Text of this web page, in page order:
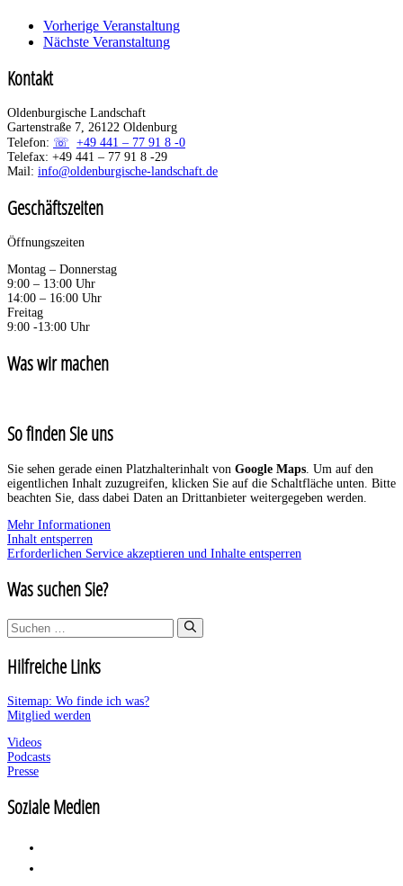
Vorherige Veranstaltung
Nächste Veranstaltung
Kontakt
Oldenburgische Landschaft
Gartenstraße 7, 26122 Oldenburg
Telefon:
+49 441 – 77 91 8 -0
Telefax: +49 441 – 77 91 8 -29
Mail: info@oldenburgische-landschaft.de
Geschäftszeiten
Öffnungszeiten
Montag – Donnerstag
9:00 – 13:00 Uhr
14:00 – 16:00 Uhr
Freitag
9:00 -13:00 Uhr
Was wir machen
So finden Sie uns
Sie sehen gerade einen Platzhalterinhalt von Google Maps . Um auf den
eigentlichen Inhalt zuzugreifen, klicken Sie auf die Schaltfläche unten. Bitte
beachten Sie, dass dabei Daten an Drittanbieter weitergegeben werden.
Mehr Informationen
Inhalt entsperren
Erforderlichen Service akzeptieren und Inhalte entsperren
Was suchen Sie?
Suchen
nach:
Hilfreiche Links
Sitemap: Wo finde ich was?
Mitglied werden
Videos
Podcasts
Presse
Soziale Medien